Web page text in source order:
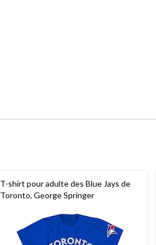
T-shirt pour adulte des Blue Jays de
Toronto, George Springer